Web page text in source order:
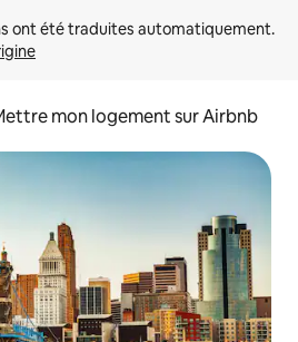
mon logement sur Airbnb